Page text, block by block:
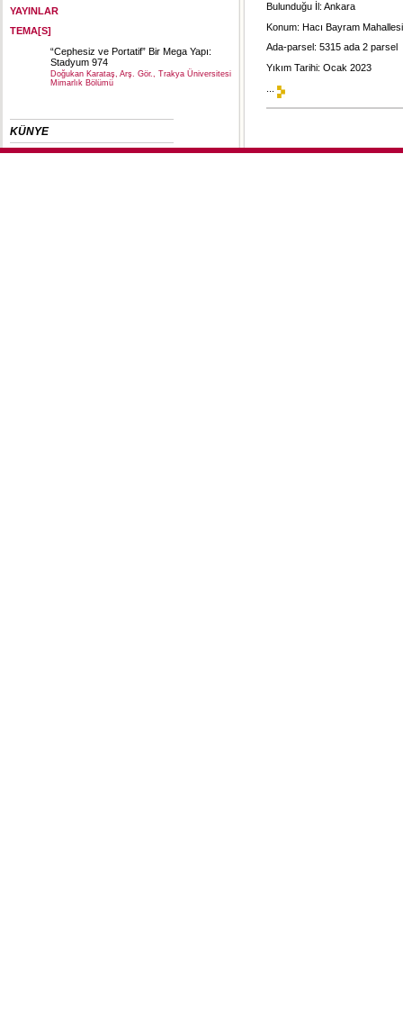
YAYINLAR
TEMA[S]
“Cephesiz ve Portatif” Bir Mega Yapı:
Stadyum 974
Doğukan Karataş, Arş. Gör., Trakya Üniversitesi
Mimarlık Bölümü
KÜNYE
Bulunduğu İl: Ankara
Konum: Hacı Bayram
Ada-parsel: 5315 ada 2 parsel
Yıkım Tarihi: Ocak 2023